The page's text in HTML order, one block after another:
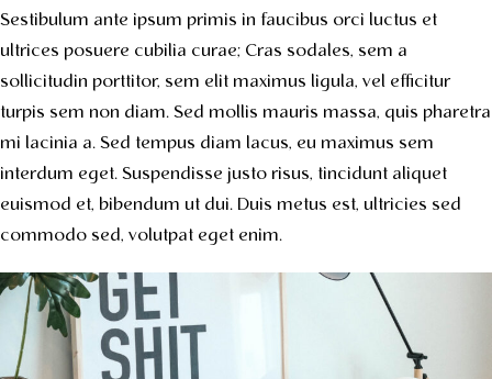
Sestibulum ante ipsum primis in faucibus orci luctus et
ultrices posuere cubilia curae; Cras sodales, sem a
sollicitudin porttitor, sem elit maximus ligula, vel efficitur
turpis sem non diam. Sed mollis mauris massa, quis pharetra
mi lacinia a. Sed tempus diam lacus, eu maximus sem
interdum eget. Suspendisse justo risus, tincidunt aliquet
euismod et, bibendum ut dui. Duis metus est, ultricies sed
commodo sed, volutpat eget enim.